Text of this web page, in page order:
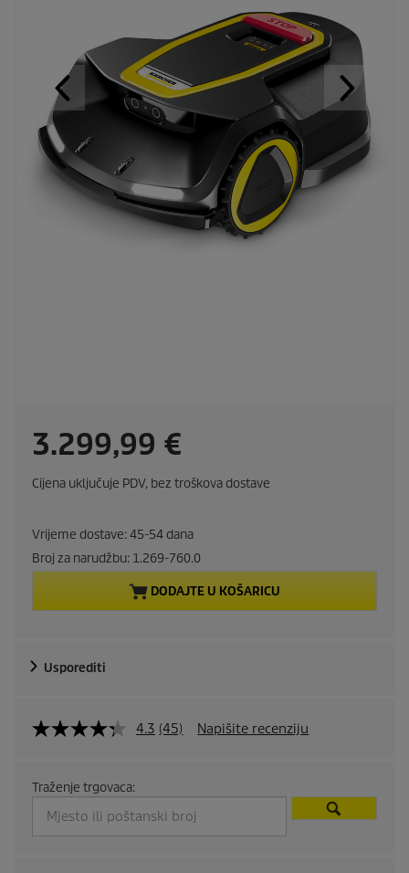
C
u
r
e
t
r
o
d
3.299,99 €
Cijena uključuje PDV, bez troškova dostave
Vrijeme dostave: 45-54 dana
Broj za narudžbu: 1.269-760.0
DODAJTE U KOŠARICU
Usporediti
4.3 (45) Napišite recenziju
Traženje trgovaca: